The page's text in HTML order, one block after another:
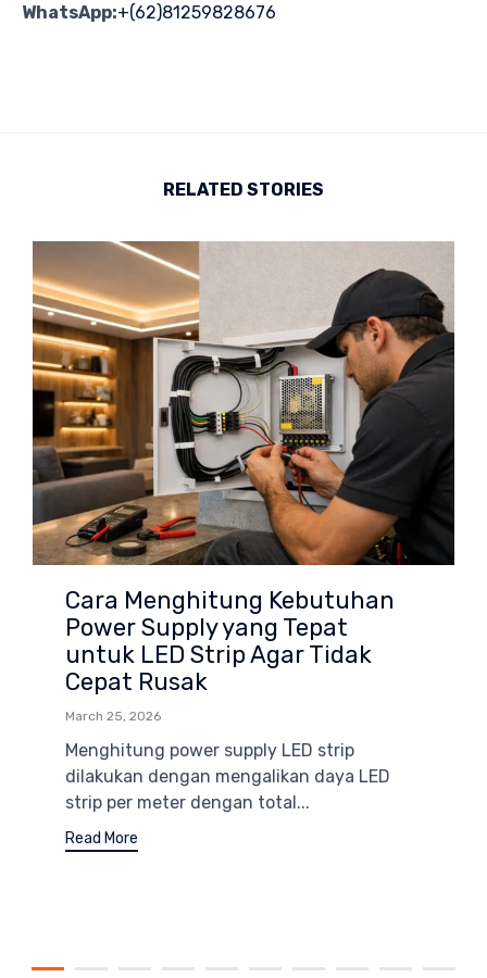
WhatsApp:+(62)81259828676
RELATED STORIES
Cara Menghitung Kebutuhan
Power Supply yang Tepat
untuk LED Strip Agar Tidak
Cepat Rusak
March 25, 2026
Menghitung power supply LED strip
dilakukan dengan mengalikan daya LED
strip per meter dengan total...
Read More